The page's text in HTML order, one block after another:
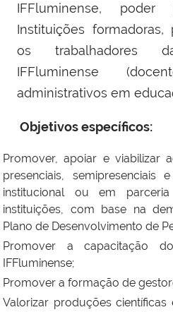
IFFluminense,
Instituições formadoras,
os trabalhadores
IFFluminense
administrativos em
Objetivos específicos:
Promover, apoiar e viabilizar
presenciais,
institucional ou em
instituições, com base na
Plano de Desenvolvimento de
Promover a capacitação
IFFluminense;
Promover a formação de
Valorizar produções